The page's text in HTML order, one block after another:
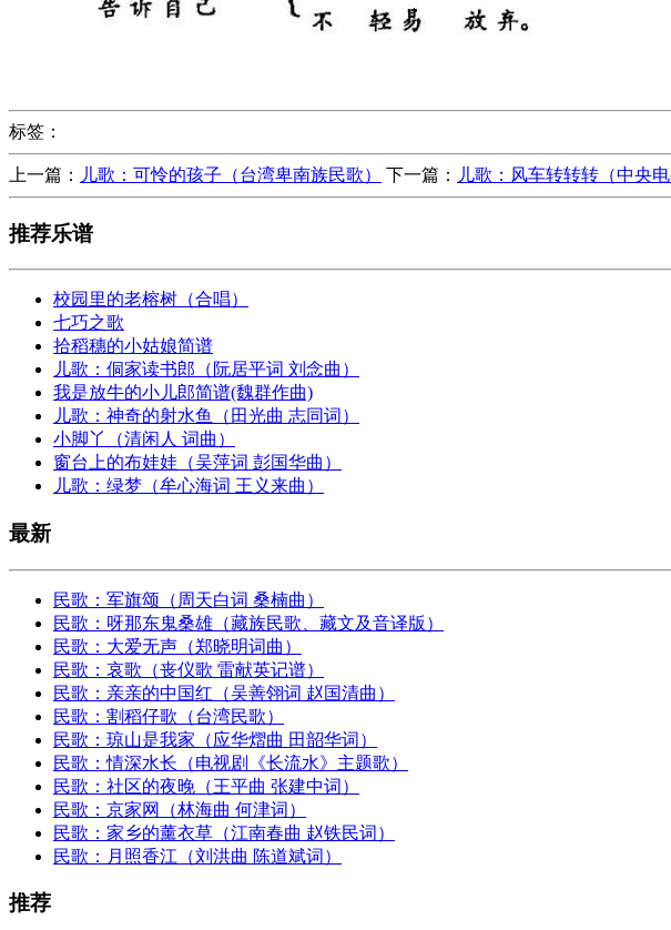
标签：
上一篇： 儿歌：可怜的孩子（台湾卑南族民歌） 下一篇： 儿歌：风车转转转（中央
推荐乐谱
校园里的老榕树（合唱）
七巧之歌
拾稻穗的小姑娘简谱
儿歌：侗家读书郎（阮居平词 刘念曲）
我是放牛的小儿郎简谱(魏群作曲)
儿歌：神奇的射水鱼（田光曲 志同词）
小脚丫（清闲人 词曲）
窗台上的布娃娃（吴萍词 彭国华曲）
儿歌：绿梦（牟心海词 王义来曲）
最新
民歌：军旗颂（周天白词 桑楠曲）
民歌：呀那东鬼桑雄（藏族民歌、藏文及音译版）
民歌：大爱无声（郑晓明词曲）
民歌：哀歌（丧仪歌 雷献英记谱）
民歌：亲亲的中国红（吴善翎词 赵国清曲）
民歌：割稻仔歌（台湾民歌）
民歌：琼山是我家（应华熠曲 田韶华词）
民歌：情深水长（电视剧《长流水》主题歌）
民歌：社区的夜晚（王平曲 张建中词）
民歌：京家网（林海曲 何津词）
民歌：家乡的薰衣草（江南春曲 赵铁民词）
民歌：月照香江（刘洪曲 陈道斌词）
推荐